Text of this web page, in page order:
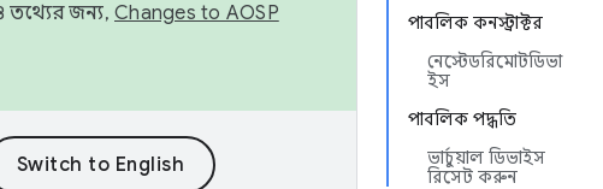
পাবলিক কনস্ট্রাক্টর
নেস্টেডরিমোটডিভা
ইস
পাবলিক পদ্ধতি
ভার্চুয়াল ডিভাইস
রিসেট করুন
তথ্যের জন্য, Changes to AOSP